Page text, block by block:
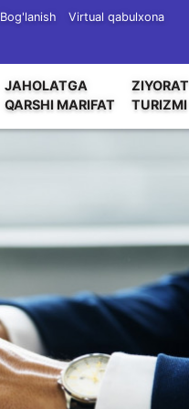
Bog'lanish
Virtual qabulxona
JAHOLATGA
QARSHI MARIFAT
ZIYORAT
TURIZMI